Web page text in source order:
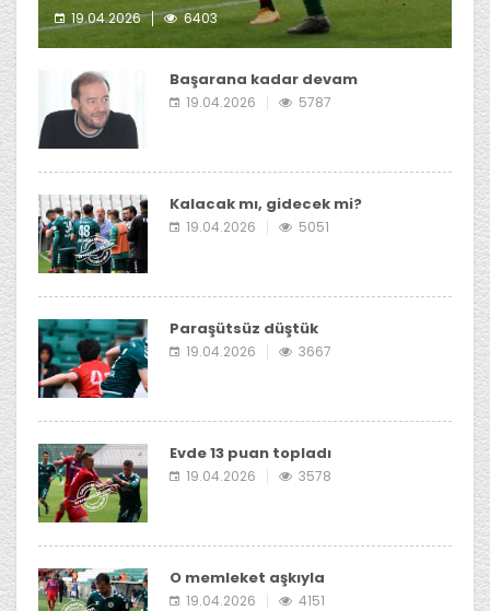
19.04.2026 6403
Giresunspor Başkanı Emin Eltuğral'ın kongre kararı
Başarana kadar devam
19.04.2026 5787
Kalacak mı, gidecek mi?
19.04.2026 5051
Paraşütsüz düştük
19.04.2026 3667
Evde 13 puan topladı
19.04.2026 3578
O memleket aşkıyla
19.04.2026 4151